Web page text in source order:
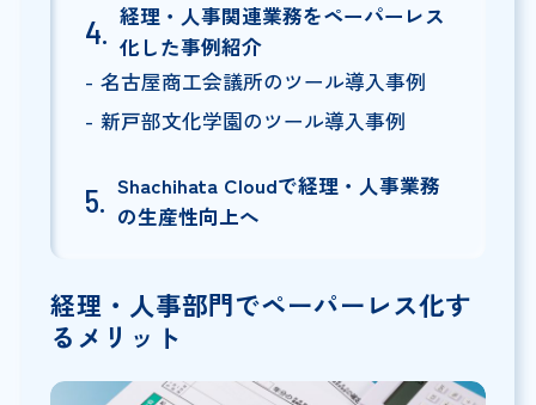
経理・人事関連業務をペーパーレス
化した事例紹介
名古屋商工会議所のツール導入事例
新戸部文化学園のツール導入事例
Shachihata Cloudで経理・人事業務
の生産性向上へ
経理・人事部門でペーパーレス化す
るメリット